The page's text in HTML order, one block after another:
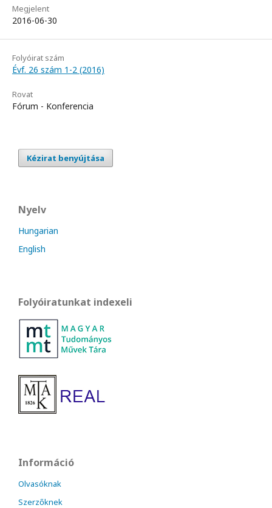
Megjelent
2016-06-30
Folyóirat szám
Évf. 26 szám 1-2 (2016)
Rovat
Fórum - Konferencia
Kézirat benyújtása
Nyelv
Hungarian
English
Folyóiratunkat indexeli
Információ
Olvasóknak
Szerzőknek